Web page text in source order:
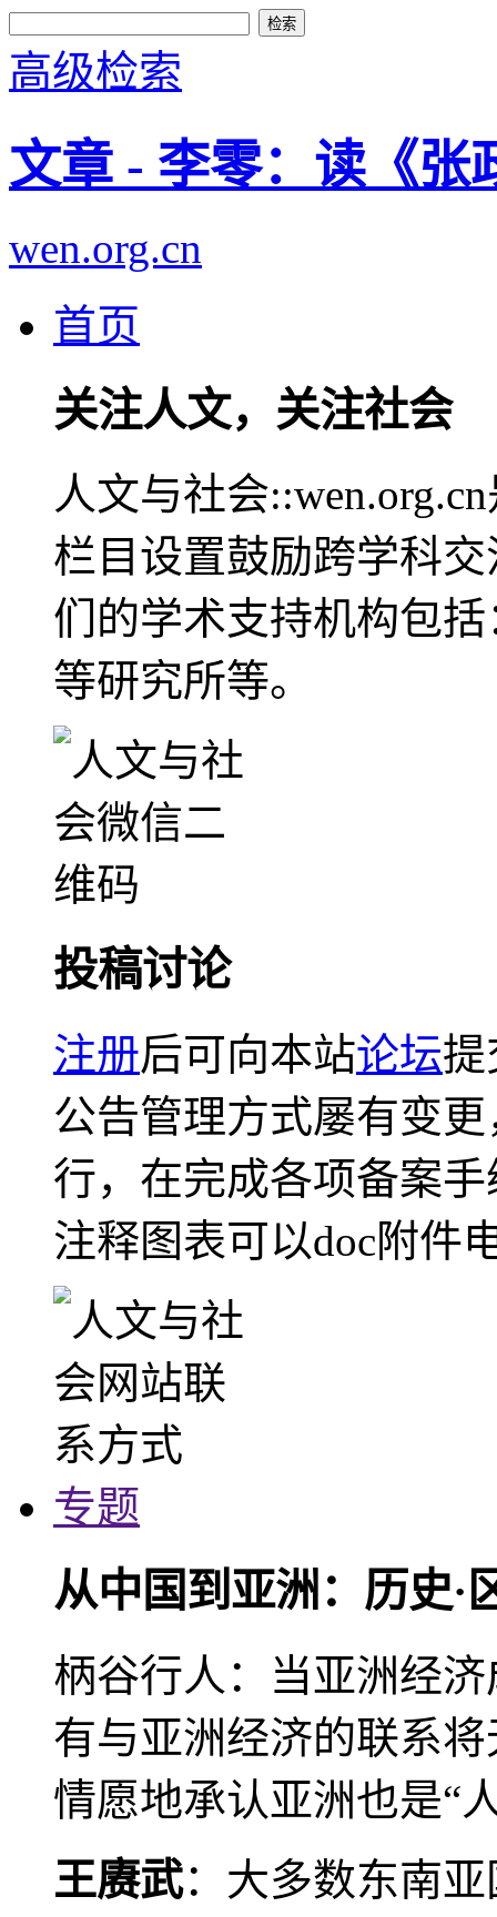
高级检索
文章 - 李零：读《张
wen.org.cn
首页
关注人文，关注社会
人文与社会
栏目设置鼓励跨学科
们的学术支持机构包
等研究所等。
投稿讨论
注册后可向本站论坛提
公告管理方式屡有变
行，在完成各项备案
注释图表可以doc附件
专题
从中国到亚洲：历史·
柄谷行人：当亚洲经
有与亚洲经济的联系
情愿地承认亚洲也是“
王赓武：大多数东南